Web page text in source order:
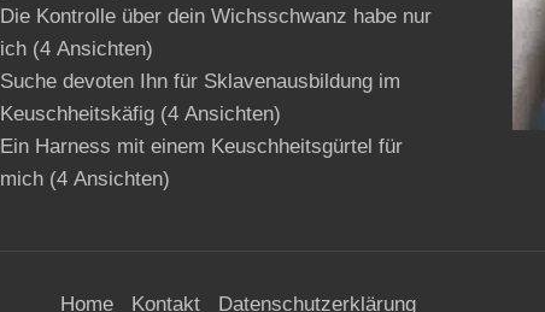
Die Kontrolle über dein Wichsschwanz habe nur
ich (4 Ansichten)
Suche devoten Ihn für Sklavenausbildung im
Keuschheitskäfig (4 Ansichten)
Ein Harness mit einem Keuschheitsgürtel für
mich (4 Ansichten)
Home Kontakt Datenschutzerklärung